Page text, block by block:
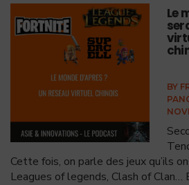
Le
BY
Cette fois, on parle des jeux qu’ils
Leagues of legends, Clash of Clan…